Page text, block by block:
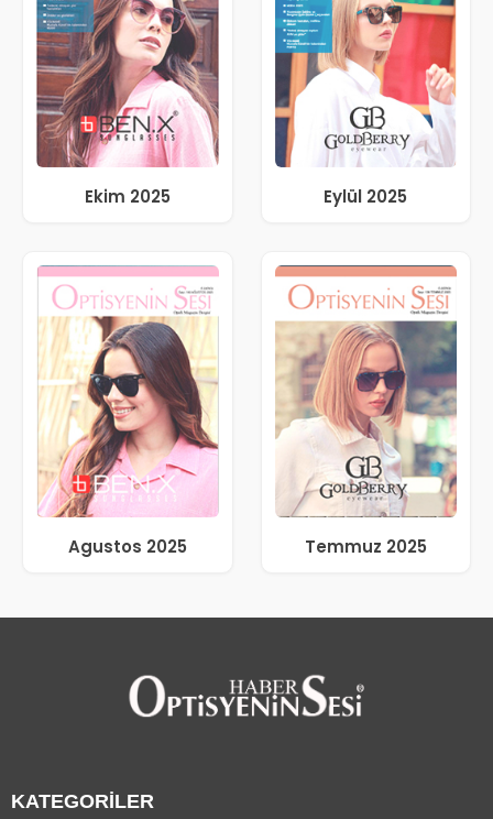
Ekim 2025 Eylül 2025
Agustos 2025 Temmuz 2025
KATEGORİLER